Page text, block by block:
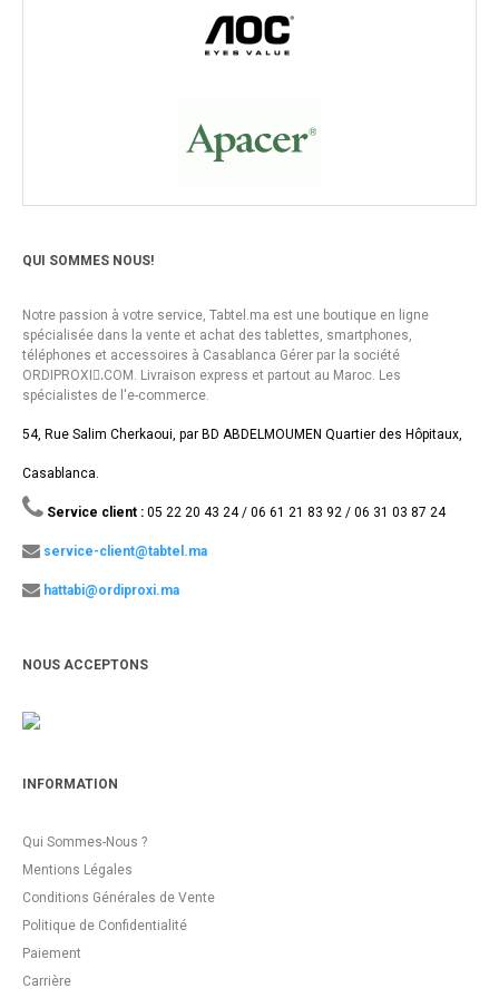
QUI SOMMES NOUS!
Notre passion à votre service, Tabtel.ma est une boutique en ligne
spécialisée dans la vente et achat des tablettes, smartphones,
téléphones et accessoires à Casablanca Gérer par la société
ORDIPROXI.ِCOM. Livraison express et partout au Maroc. Les
spécialistes de l'e-commerce.
54, Rue Salim Cherkaoui, par BD ABDELMOUMEN Quartier des Hôpitaux,
Casablanca.
Service client : 05 22 20 43 24 / 06 61 21 83 92 / 06 31 03 87 24
service-client@tabtel.ma
hattabi@ordiproxi.ma
NOUS ACCEPTONS
INFORMATION
Qui Sommes-Nous ?
Mentions Légales
Conditions Générales de Vente
Politique de Confidentialité
Paiement
Carrière